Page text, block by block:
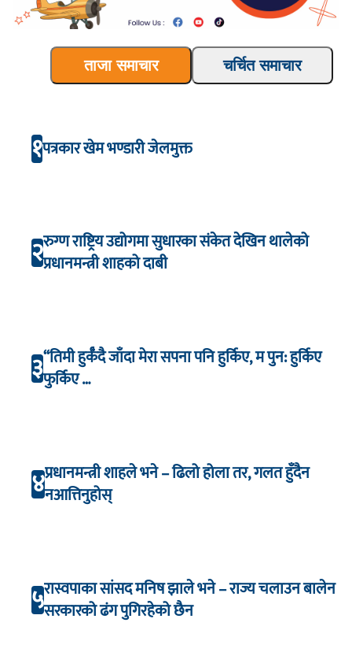
ताजा समाचार चर्चित समाचार
१पत्रकार खेम भण्डारी जेलमुक्त
२रुग्ण राष्ट्रिय उद्योगमा सुधारका संकेत देखिन थालेको
प्रधानमन्त्री शाहको दाबी
३“तिमी हुर्कँदै जाँदा मेरा सपना पनि हुर्किए, म पुन: हुर्किए
फुर्किए …
४प्रधानमन्त्री शाहले भने – ढिलो होला तर, गलत हुँदैन
नआत्तिनुहोस्
५रास्वपाका सांसद मनिष झाले भने – राज्य चलाउन बालेन
सरकारको ढंग पुगिरहेको छैन